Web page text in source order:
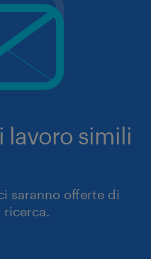
lavoro simili
saranno offerte di
ricerca.